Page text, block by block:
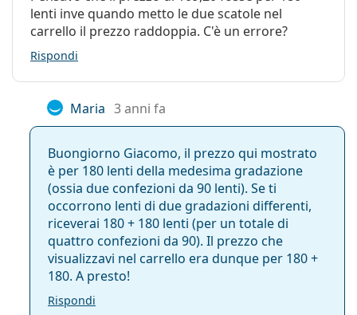
silicone idrogelgarantisce un'eccellente
traspirazione, consentendo a una maggiore
quantità di ossigeno di raggiungere la cornea.
Massimo livello di igiene e assenza di manutenzione
nuove per ogni eventuale necessità.
Niente più occhi secchi– la speciale tecnologia
SmarTears, ispirata alle lacrime naturali, garantisce
un'idratazione costante mentre si indossano le
lenti.
Chi può utilizzare le lenti DAILIES Total
Le DAILIES Total 1 sono morbide lenti monouso
studiate per chi:
Silicone-idrogel: Sì
Utilizzo
Scadenza:
Tonalità per
manipolazione:
Sì
può dormire:
No
lato interno ed
esterno:
No
Confezione
Produttore:
Alcon
confezione:
lenti inve quando metto le due scatole nel
carrello il prezzo raddoppia. C'è un errore?
Rispondi
Maria 3 anni fa
Buongiorno Giacomo, il prezzo qui mostrato
è per 180 lenti della medesima gradazione
(ossia due confezioni da 90 lenti). Se ti
occorrono lenti di due gradazioni differenti,
riceverai 180 + 180 lenti (per un totale di
quattro confezioni da 90). Il prezzo che
visualizzavi nel carrello era dunque per 180 +
180. A presto!
Rispondi